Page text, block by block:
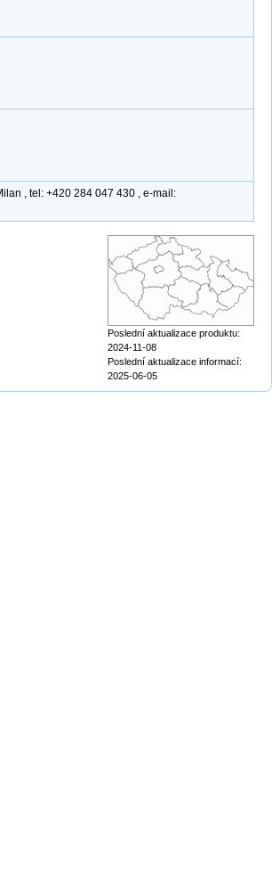
, tel: +420 284 047 430 , e-mail:
Poslední aktualizace produktu:
2024-11-08
Poslední aktualizace informací:
2025-06-05